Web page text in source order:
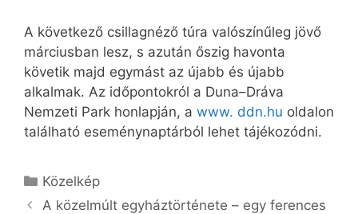
A következő csillagnéző túra valószínűleg jövő
márciusban lesz, s azután őszig havonta
követik majd egymást az újabb és újabb
alkalmak. Az időpontokról a Duna–Dráva
Nemzeti Park honlapján, a www. ddn.hu oldalon
található eseménynaptárból lehet tájékozódni.
Kategória
Közelkép
A közelmúlt egyháztörténete – egy ferences